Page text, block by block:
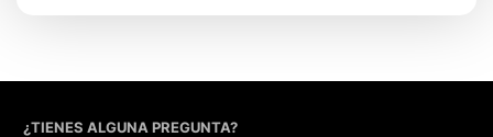
¿TIENES ALGUNA PREGUNTA?